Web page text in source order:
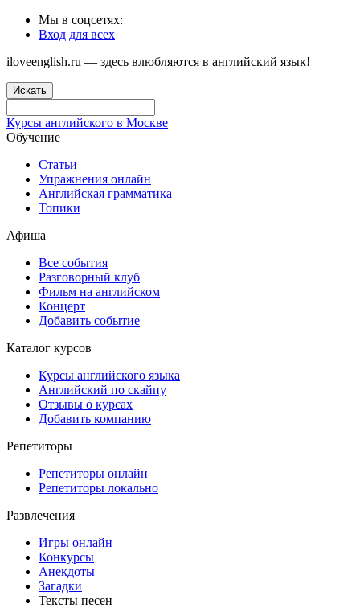
Мы в соцсетях:
Вход для всех
iloveenglish.ru — здесь влюбляются в английский язык!
Искать
Курсы английского в Москве
Обучение
Статьи
Упражнения онлайн
Английская грамматика
Топики
Афиша
Все события
Разговорный клуб
Фильм на английском
Концерт
Добавить событие
Каталог курсов
Курсы английского языка
Английский по скайпу
Отзывы о курсах
Добавить компанию
Репетиторы
Репетиторы онлайн
Репетиторы локально
Развлечения
Игры онлайн
Конкурсы
Анекдоты
Загадки
Тексты песен